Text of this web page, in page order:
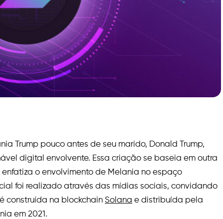
Trump pouco antes de seu marido, Donald Trump,
digital envolvente. Essa criação se baseia em outra
o envolvimento de Melania no espaço
foi realizado através das mídias sociais, convidando
construída na blockchain Solana e distribuída pela
em 2021.